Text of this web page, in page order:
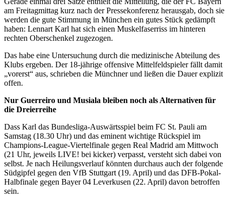
am Freitagmittag kurz nach der Pressekonferenz herausgab, doch sie
werden die gute Stimmung in München ein gutes Stück gedämpft
haben: Lennart Karl hat sich einen Muskelfaserriss im hinteren
rechten Oberschenkel zugezogen.
Das habe eine Untersuchung durch die medizinische Abteilung des
Klubs ergeben. Der 18-jährige offensive Mittelfeldspieler fällt damit
„vorerst“ aus, schrieben die Münchner und ließen die Dauer explizit
offen.
Nur Guerreiro und Musiala bleiben noch als Alternativen für
die Dreierreihe
Dass Karl das Bundesliga-Auswärtsspiel beim FC St. Pauli am
Samstag (18.30 Uhr) und das eminent wichtige Rückspiel im
Champions-League-Viertelfinale gegen Real Madrid am Mittwoch
(21 Uhr, jeweils LIVE! bei kicker) verpasst, versteht sich dabei von
selbst. Je nach Heilungsverlauf könnten durchaus auch der folgende
Südgipfel gegen den VfB Stuttgart (19. April) und das DFB-Pokal-
Halbfinale gegen Bayer 04 Leverkusen (22. April) davon betroffen
sein.